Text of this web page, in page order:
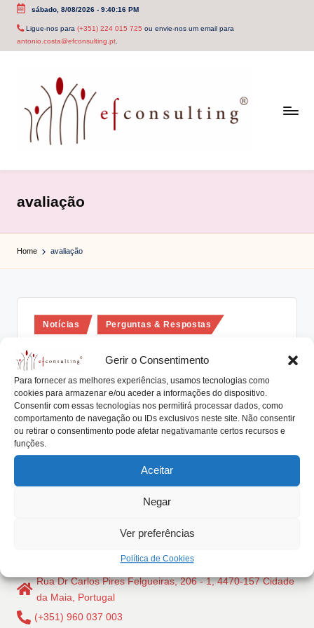
Gerir o Consentimento
Para fornecer as melhores experiências, usamos tecnologias como
cookies para armazenar e/ou aceder a informações do dispositivo.
Consentir com essas tecnologias nos permitirá processar dados, como
comportamento de navegação ou IDs exclusivos neste site. Não consentir
ou retirar o consentimento pode afetar negativamante certos recursos e
funções.
Aceitar
Negar
Ver preferências
Política de Cookies
Skip
sábado, 8/08/2026- 9:40:16 PM
Ligue-nos para (+351) 224 015 725 ou envie-nos um email para
antonio.costa@efconsulting.pt.
c
o
n
u
i
n
g
.
p
avaliação
Home avaliação
Posted
in
Notícias Perguntas & Respostas
avaliação de desempenho dos
membros da Família?
Posted
by
António Nogueira da Costa Dezembro 29, 2019
Decidimos implementar um sistema de avaliação de
desempenho que abrange numa primeira fase apenas
Read More
Rua Dr Carlos Pires Felgueiras, 206 - 1, 4470-157 Cidade
da Maia, Portugal
(+351) 960 037 003